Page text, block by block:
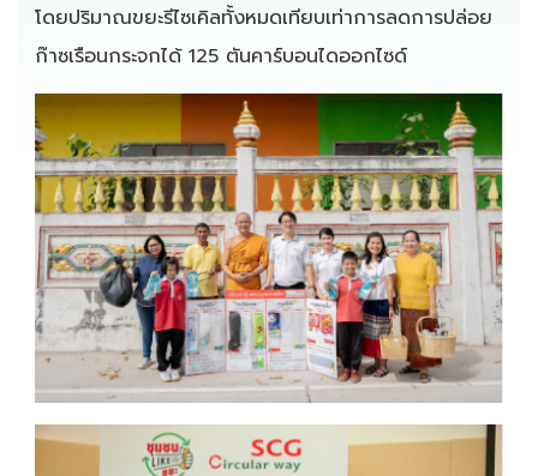
โดยปริมาณขยะรีไซเคิลทั้งหมดเทียบเท่าการลดการปล่อย
ก๊าซเรือนกระจกได้ 125 ตันคาร์บอนไดออกไซด์